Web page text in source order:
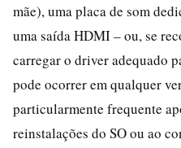
mãe), uma placa de som
uma saída HDMI – ou, se
carregar o driver adequado
pode ocorrer em qualquer
particularmente frequente
reinstalações do SO ou ao